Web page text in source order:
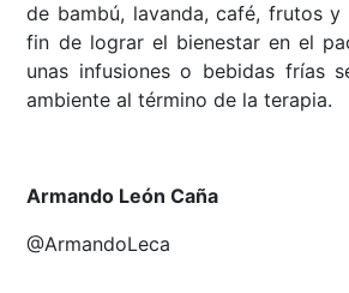
de bambú, lavanda, café, frutos
fin de lograr el bienestar en el
unas infusiones o bebidas frías
ambiente al término de la terapia.
Armando León Caña
@ArmandoLeca